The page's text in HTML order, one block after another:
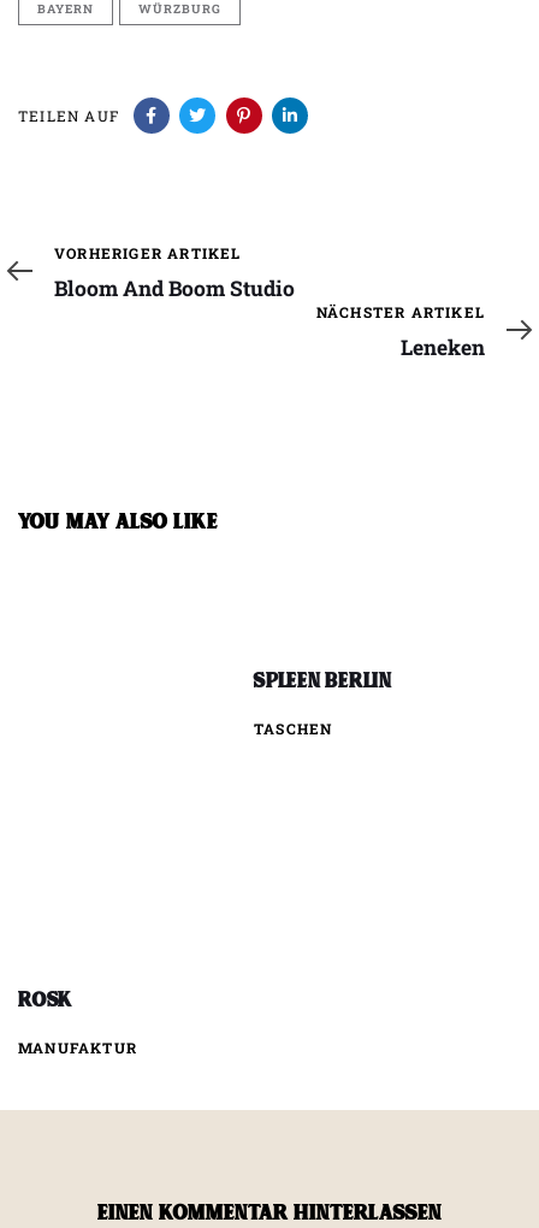
BAYERN WÜRZBURG
TEILEN AUF
Vorheriger
Artikel
VORHERIGER ARTIKEL
Bloom And Boom Studio
Nächster
NÄCHSTER ARTIKEL
Leneken
YOU MAY ALSO LIKE
Spleen Berlin
TASCHEN
Rosk
MANUFAKTUR
EINEN KOMMENTAR HINTERLASSEN